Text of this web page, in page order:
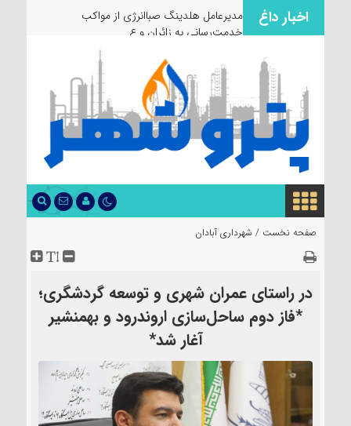
اخبار داغ
مدیرعامل هلدینگ صباانرژی از مواکب
خدمت‌رسانی به زائران و عزاداران با
صفحه نخست / شهرداری آبادان
در راستای عمران شهری و توسعه گردشگری؛
*فاز دوم ساحل‌سازی اروندرود و بهمنشیر
آغار شد*